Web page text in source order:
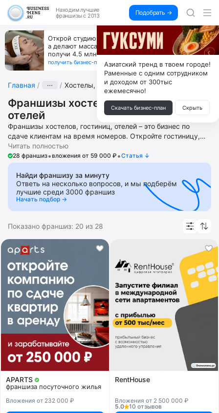
Находим лучшие
франшизы с 2013
Подобрать →
Открой студию, где не колют и не режут,
а делают массаж лица руками и в первый же год
получи 4.5 млн
получить бизнес-план ↓
Главная ··· Хостелы, гостиницы
Франшизы хостелов, гостиниц,
отелей
Франшизы хостелов, гостиниц, отелей – это бизнес по
сдаче клиентам на время номеров. Откройте гостиницу,
хостел, гостевой дом, студию, домашний и мини отель,
работающую в формате онлайн фирму по бронированию
гостиничных номеров и посуточных квартир. Получите
помощь в запуске и ведении бизнеса, поиске локаций,
подборе и обучении сотрудников, разработке бизнес-
стратегии, доступ к маркетинговым и рекламным
материалам, CRM-системе управления бизнеса. В
рейтингом и хорошими отзывами. Похожие категории:
Читать полностью
28 франшиз•вложения от 59 000 ₽ •Cтатья ↓
Найди франшизу за минуту
Ответь на несколько вопросов, и мы подберём
лучшие среди 3000 франшиз
Начать подбор →
Показано франшиз: 20 из 28
APARTS
франшиза посуточного жилья
Вложения от 232 000 ₽
RentHouse
Вложения от 2 500 000 ₽
5.0
10 отзывов
Азиатский тренд в твоем городе!
Раменные с одним сотрудником
и доходом от 300тыс
ежемесячно!
Скачать бизнес-план Скрыть